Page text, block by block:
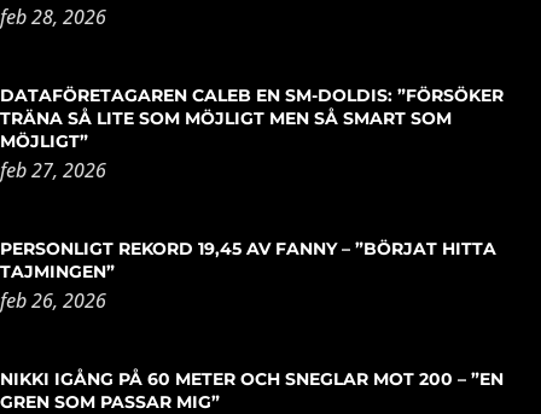
feb 28, 2026
DATAFÖRETAGAREN CALEB EN SM-DOLDIS: ”FÖRSÖKER
TRÄNA SÅ LITE SOM MÖJLIGT MEN SÅ SMART SOM
MÖJLIGT”
feb 27, 2026
PERSONLIGT REKORD 19,45 AV FANNY – ”BÖRJAT HITTA
TAJMINGEN”
feb 26, 2026
NIKKI IGÅNG PÅ 60 METER OCH SNEGLAR MOT 200 – ”EN
GREN SOM PASSAR MIG”